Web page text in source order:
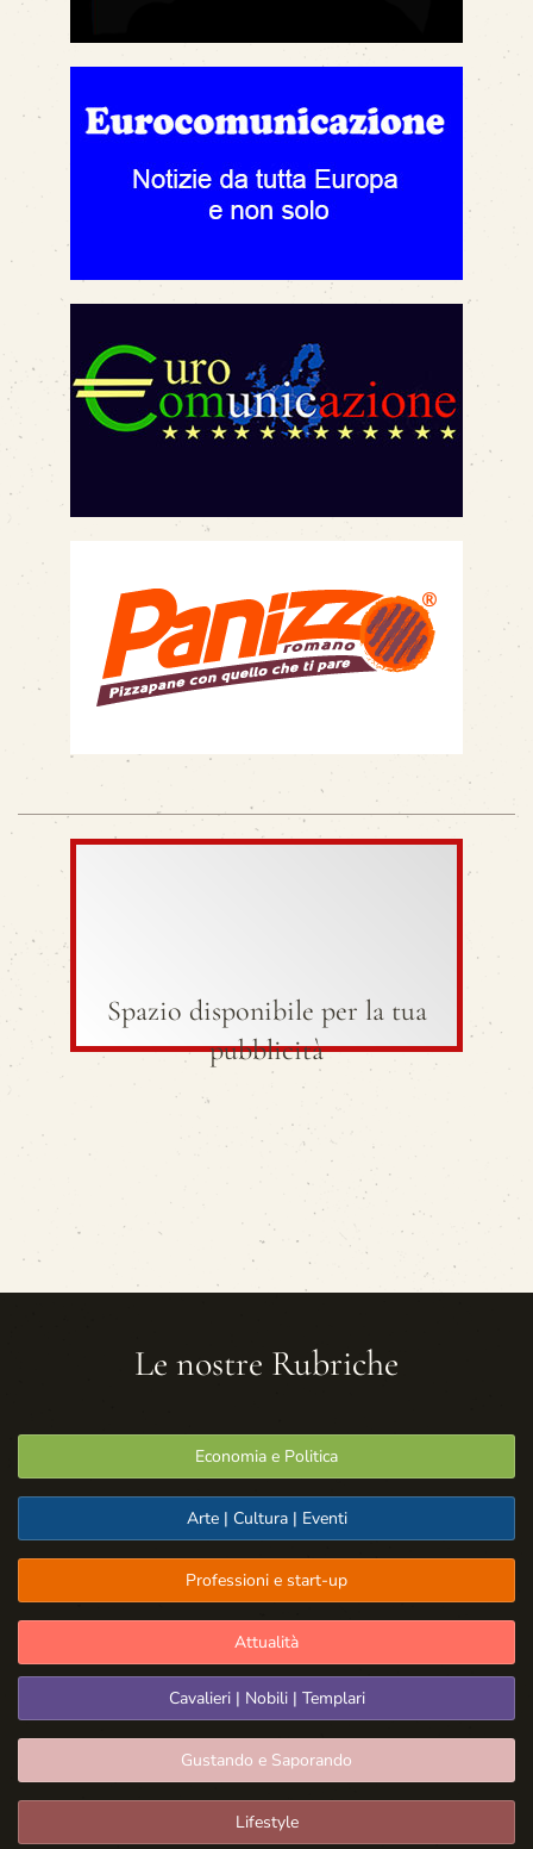
Spazio disponibile per la tua
pubblicità
Le nostre Rubriche
Economia e Politica
Arte | Cultura | Eventi
Professioni e start-up
Attualità
Cavalieri | Nobili | Templari
Gustando e Saporando
Lifestyle